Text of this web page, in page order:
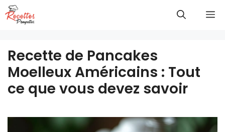
Aller
au
Recette de Pancakes
Moelleux Américains : Tout
ce que vous devez savoir